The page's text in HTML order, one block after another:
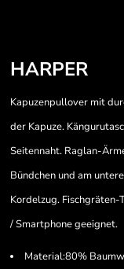
HARPER
Kapuzenpullover mit
der Kapuze.
Seitennaht. Raglan-
Bündchen und am
Kordelzug.
/ Smartphone geeignet.
Material:80%